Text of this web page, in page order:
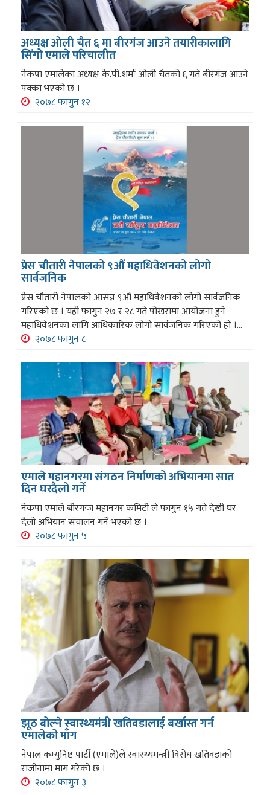
अध्यक्ष ओली चैत ६ मा बीरगंज आउने तयारीकालागि
सिंगो एमाले परिचालीत
नेकपा एमालेका अध्यक्ष के.पी.शर्मा ओली चैतको ६ गते बीरगंज आउने
पक्का भएको छ ।
२०७८ फागुन १२
प्रेस चौतारी नेपालको ९औं महाधिवेशनको लोगो
सार्वजनिक
प्रेस चौतारी नेपालको आसन्न ९औं महाधिवेशनको लोगो सार्वजनिक
गरिएको छ । यही फागुन २७ र २८ गते पोखरामा आयोजना हुने
महाधिवेशनका लागि आधिकारिक लोगो सार्वजनिक गरिएको हो ।...
२०७८ फागुन ८
एमाले महानगरमा संगठन निर्माणको अभियानमा सात
दिन घरदैलो गर्ने
नेकपा एमाले बीरगन्ज महानगर कमिटी ले फागुन १५ गते देखी घर
दैलो अभियान संचालन गर्ने भएको छ ।
२०७८ फागुन ५
झूठ बोल्ने स्वास्थ्यमंत्री खतिवडालाई बर्खास्त गर्न
एमालेको माँग
नेपाल कम्युनिष्ट पार्टी (एमाले)ले स्वास्थ्यमन्त्री विरोध खतिवडाको
राजीनामा माग गरेको छ ।
२०७८ फागुन ३